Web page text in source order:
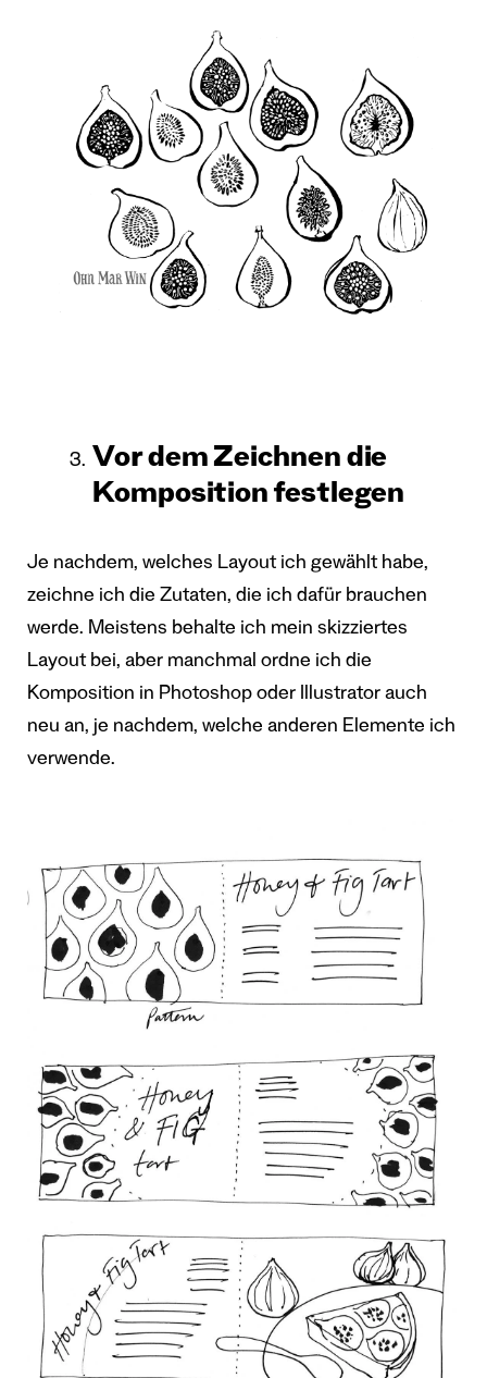
Vor dem Zeichnen die
Komposition festlegen
Je nachdem, welches Layout ich gewählt habe,
zeichne ich die Zutaten, die ich dafür brauchen
werde. Meistens behalte ich mein skizziertes
Layout bei, aber manchmal ordne ich die
Komposition in Photoshop oder Illustrator auch
neu an, je nachdem, welche anderen Elemente ich
verwende.